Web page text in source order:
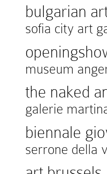
bulgarian
sofia city art
museum
the naked
galerie
biennale
serrone della